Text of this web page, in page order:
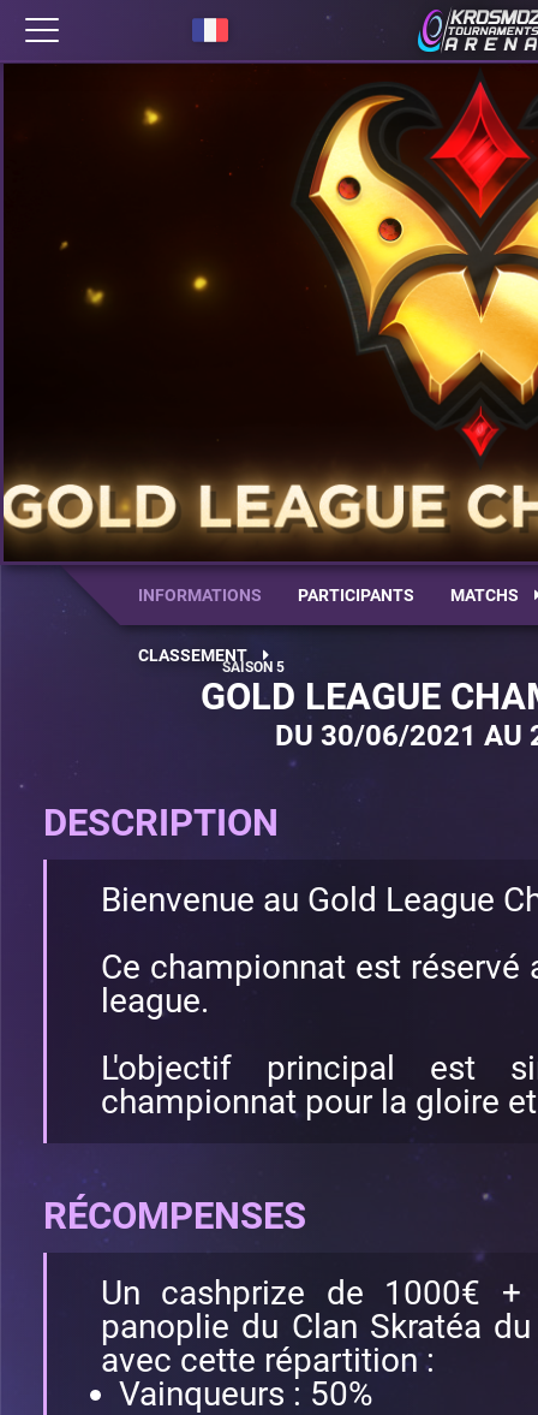
INFORMATIONS PARTICIPANTS MATCHS
CLASSEMENT
GOLD LEAGUE
DU 30/06/2021 AU
DESCRIPTION
Bienvenue au Gold League
Ce championnat est réservé
league.
L'objectif principal est
championnat pour la gloire
RÉCOMPENSES
Un cashprize de 1000€
panoplie du Clan Skratéa
avec cette répartition :
Vainqueurs : 50%